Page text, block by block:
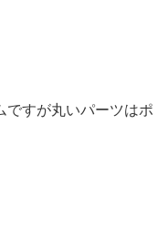
ですが丸いパーツはポ